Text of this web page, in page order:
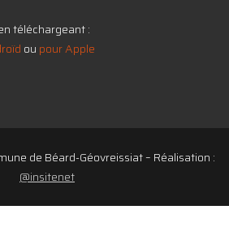
téléchargeant :
ou pour Apple
de Béard-Géovreissiat – Réalisation :
@insitenet